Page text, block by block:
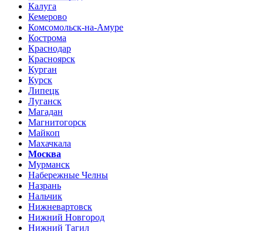
Калуга
Кемерово
Комсомольск-на-Амуре
Кострома
Краснодар
Красноярск
Курган
Курск
Липецк
Луганск
Магадан
Магнитогорск
Майкоп
Махачкала
Москва
Мурманск
Набережные Челны
Назрань
Нальчик
Нижневартовск
Нижний Новгород
Нижний Тагил